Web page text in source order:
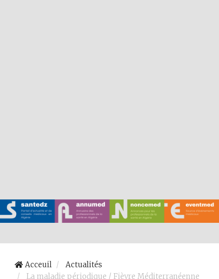
Acceuil
Actualités
La maladie périodique / Fièvre Méditerranéenne